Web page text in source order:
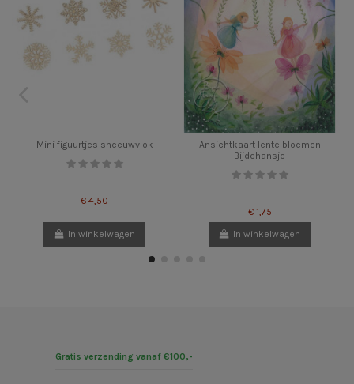
Mini figuurtjes sneeuwvlok
€ 4,50
In winkelwagen
Ansichtkaart lente bloemen
Bijdehansje
€ 1,75
In winkelwagen
Gratis verzending vanaf €100,-